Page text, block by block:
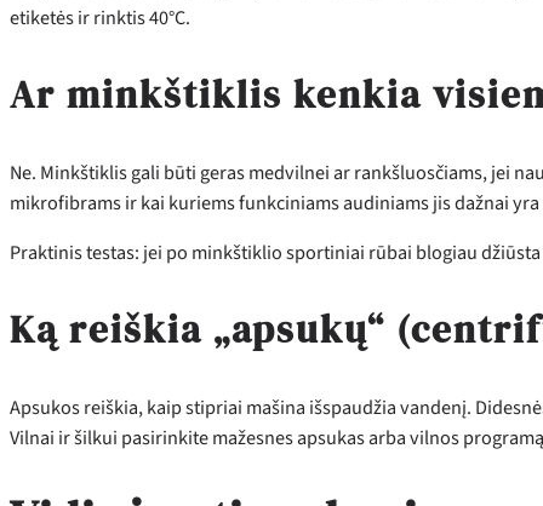
etiketės ir rinktis 40°C.
Ar minkštiklis kenkia
Ne. Minkštiklis gali būti geras medvilnei ar rankšluosčiams, jei
mikrofibrams ir kai kuriems funkciniams audiniams jis dažnai
Praktinis testas: jei po minkštiklio sportiniai rūbai blogiau
Ką reiškia „apsukų“
Apsukos reiškia, kaip stipriai mašina išspaudžia vandenį.
Vilnai ir šilkui pasirinkite mažesnes apsukas arba vilnos